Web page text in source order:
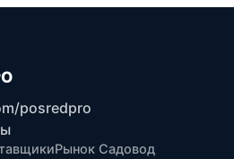
posredpro
Рынок Садовод